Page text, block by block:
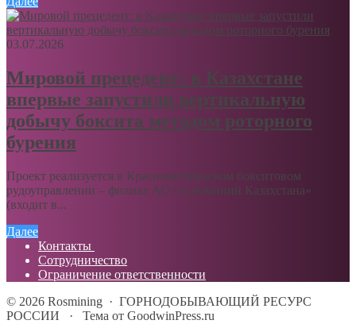
03.07.2026
Мировой прецедент: в Казахстане
впервые запустили вертикальную
добычу боксита методом роторного
бурения
Проект реализуется в Краснооктябрьском бокситовом
рудоуправлении – филиал АО «Алюминий Казахстана»
(входит в...
Далее
Контакты
Сотрудничество
Ограничение ответственности
© 2026 Rosmining · ГОРНОДОБЫВАЮЩИЙ РЕСУРС
РОССИИ
· Тема от GoodwinPress.ru